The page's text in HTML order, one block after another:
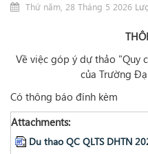
Thứ năm, 28 Tháng 5 2026
Về việc góp ý dự thảo "Quy
của Trường
Có thông báo đính kèm
Attachments:
Du thao QC QLTS DHTN